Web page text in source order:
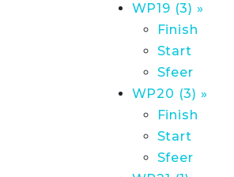
WP19 (3) »
Finish
Start
Sfeer
WP20 (3) »
Finish
Start
Sfeer